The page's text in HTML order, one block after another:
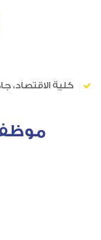
كلية الاقتصاد،